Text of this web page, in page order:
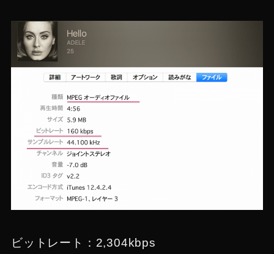
ビットレート：2,304kbps